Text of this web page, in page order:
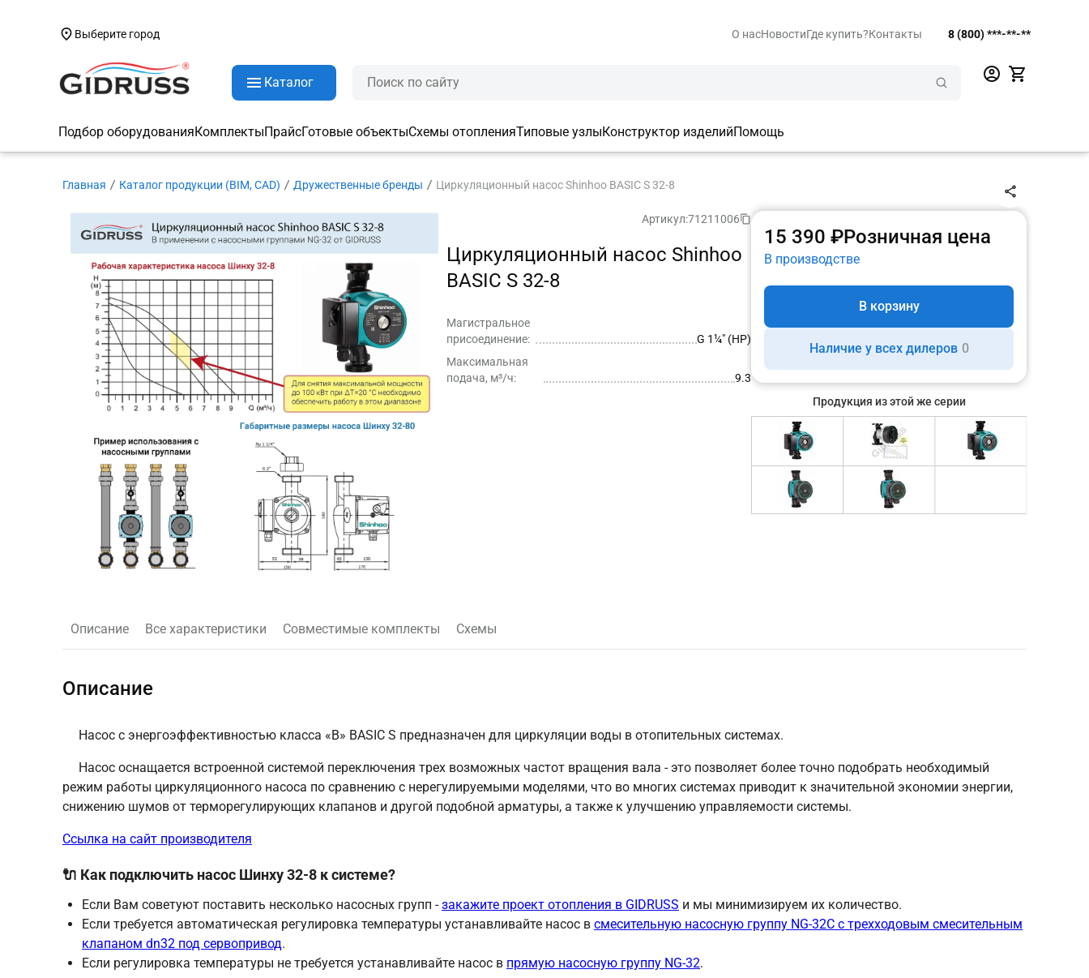
Выберите город О насНовостиГде купить?Контакты 8 (800) ***-**-**
Каталог
Подбор оборудованияКомплектыПрайсГотовые объектыСхемы отопленияТиповые узлыКонструктор изделийПомощь
Главная Каталог продукции (BIM, CAD) Дружественные бренды Циркуляционный насос Shinhoo BASIC S 32-8
Артикул:71211006
Циркуляционный насос Shinhoo
BASIC S 32-8
Магистральное
присоединение:
G 1¼″ (НР)
Максимальная
подача, м³/ч:
9.3
15 390 ₽Розничная цена
В производстве
В корзину
Наличие у всех дилеров 0
Продукция из этой же серии
Описание Все характеристики Совместимые комплекты Схемы
Описание
Насос с энергоэффективностью класса «B» BASIC S предназначен для циркуляции воды в отопительных системах.
Насос оснащается встроенной системой переключения трех возможных частот вращения вала - это позволяет более точно подобрать необходимый
режим работы циркуляционного насоса по сравнению с нерегулируемыми моделями, что во многих системах приводит к значительной экономии энергии,
снижению шумов от терморегулирующих клапанов и другой подобной арматуры, а также к улучшению управляемости системы.
Ссылка на сайт производителя
🔌 Как подключить насос Шинху 32-8 к системе?
Если Вам советуют поставить несколько насосных групп -закажите проект отопления в GIDRUSS и мы минимизируем их количество.
Если требуется автоматическая регулировка температуры устанавливайте насос в смесительную насосную группу NG-32C с трехходовым смесительным
клапаном dn32 под сервопривод.
Если регулировка температуры не требуется устанавливайте насос в прямую насосную группу NG-32.